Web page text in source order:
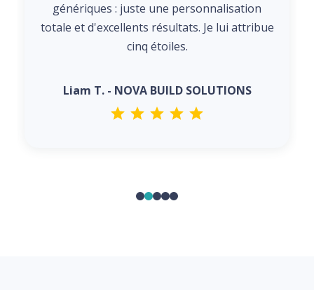
génériques : juste une personnalisation
totale et d'excellents résultats. Je lui attribue
cinq étoiles.
Liam T. - NOVA BUILD SOLUTIONS